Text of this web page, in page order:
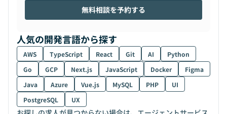
無料相談を予約する
人気の開発言語から探す
AWS TypeScript React Git AI
Python
Go
GCP Next.js JavaScript Docker
Figma
Java
Azure Vue.js MySQL PHP
UI
PostgreSQL
UX